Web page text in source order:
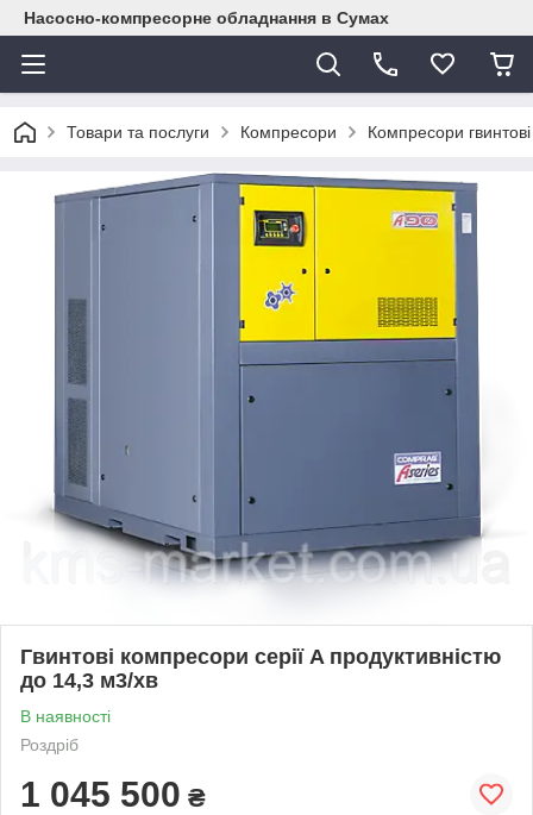
Насосно-компресорне обладнання в Сумах
Товари та послуги Компресори Компресори гвинтові
Гвинтові компресори серії A продуктивністю
до 14,3 м3/хв
В наявності
Роздріб
1 045 500 ₴